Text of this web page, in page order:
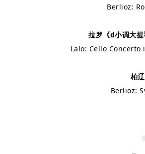
Berlioz:
拉罗《d小调大
Lalo: Cello
柏
Berlioz: